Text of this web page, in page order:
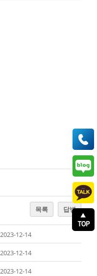
목록 답변
2023-12-14
2023-12-14
2023-12-14